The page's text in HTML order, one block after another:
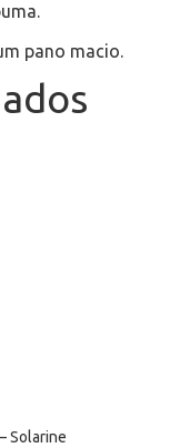
pano macio.
Solarine